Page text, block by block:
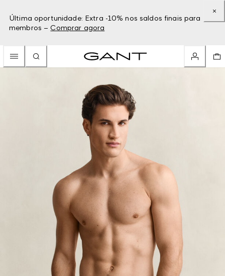
Última oportunidade: Extra -10% nos saldos finais para
membros – Comprar agora